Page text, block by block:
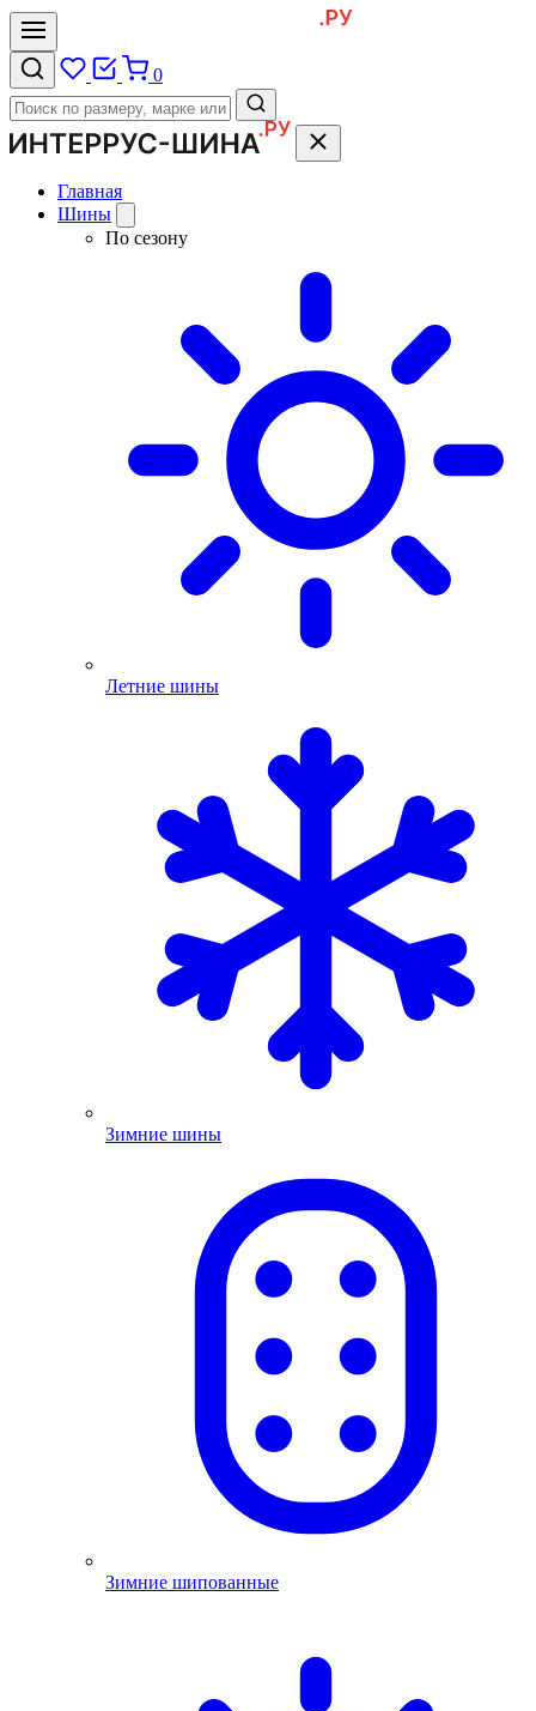
0
Главная
Шины
По сезону
Летние шины
Зимние шины
Зимние шипованные